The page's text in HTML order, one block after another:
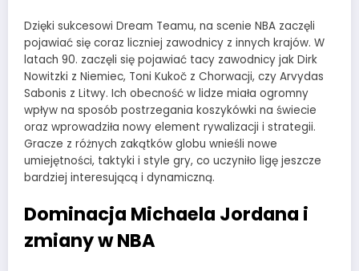
Dzięki sukcesowi Dream Teamu, na scenie NBA zaczęli
pojawiać się coraz liczniej zawodnicy z innych krajów. W
latach 90. zaczęli się pojawiać tacy zawodnicy jak Dirk
Nowitzki z Niemiec, Toni Kukoč z Chorwacji, czy Arvydas
Sabonis z Litwy. Ich obecność w lidze miała ogromny
wpływ na sposób postrzegania koszykówki na świecie
oraz wprowadziła nowy element rywalizacji i strategii.
Gracze z różnych zakątków globu wnieśli nowe
umiejętności, taktyki i style gry, co uczyniło ligę jeszcze
bardziej interesującą i dynamiczną.
Dominacja Michaela Jordana i
zmiany w NBA